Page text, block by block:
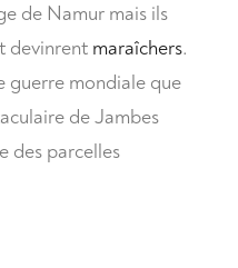
de Namur mais ils
devinrent maraîchers.
guerre mondiale que
de Jambes
des parcelles